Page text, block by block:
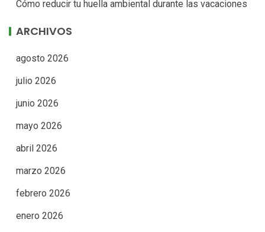
Cómo reducir tu huella ambiental durante las vacaciones
ARCHIVOS
agosto 2026
julio 2026
junio 2026
mayo 2026
abril 2026
marzo 2026
febrero 2026
enero 2026